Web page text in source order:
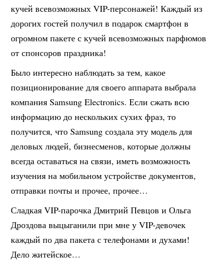
кучей всевозможных VIP-персонажей! Каждый из
дорогих гостей получил в подарок смартфон в
огромном пакете с кучей всевозможных парфюмов
от спонсоров праздника!
Было интересно наблюдать за тем, какое
позиционирование для своего аппарата выбрала
компания Samsung Electronics. Если сжать всю
информацию до нескольких сухих фраз, то
получится, что Samsung создала эту модель для
деловых людей, бизнесменов, которые должны
всегда оставаться на связи, иметь возможность
изучения на мобильном устройстве документов,
отправки почты и прочее, прочее…
Сладкая VIP-парочка Дмитрий Певцов и Ольга
Дроздова выцыганили при мне у VIP-девочек
каждый по два пакета с телефонами и духами!
Дело житейское…